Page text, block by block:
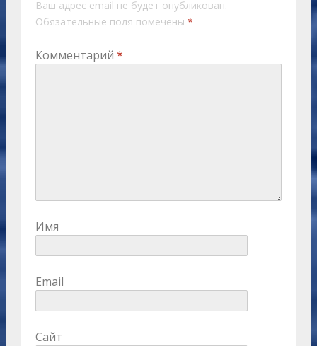
Ваш адрес email не будет опубликован.
Обязательные поля помечены *
Комментарий *
Имя
Email
Сайт